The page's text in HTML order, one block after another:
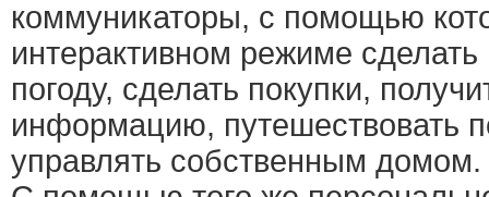
коммуникаторы, с помощью
интерактивном режиме
погоду, сделать покупки,
информацию, путешествовать
управлять собственным домом.